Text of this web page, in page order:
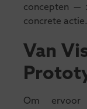
concepten —
concrete actie.
Van
Om